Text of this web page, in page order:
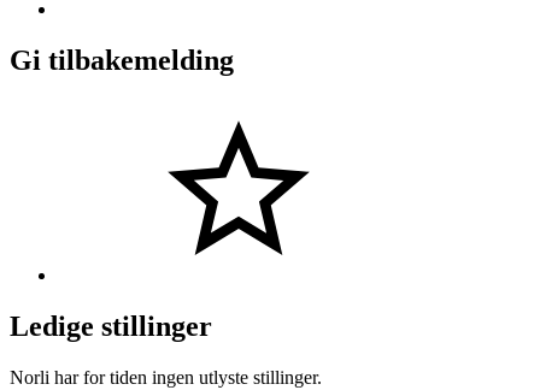
Gi tilbakemelding
Ledige stillinger
Norli har for tiden ingen utlyste stillinger.